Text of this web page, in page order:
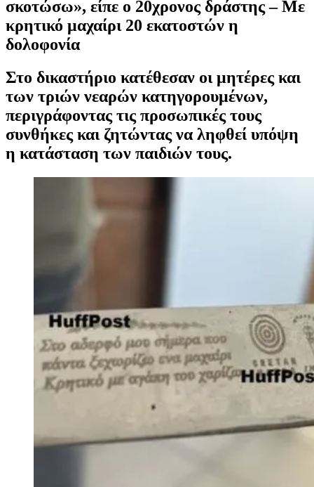
σκοτώσω», είπε ο 20χρονος δράστης – Με
κρητικό μαχαίρι 20 εκατοστών η
δολοφονία
Στο δικαστήριο κατέθεσαν οι μητέρες και
των τριών νεαρών κατηγορουμένων,
περιγράφοντας τις προσωπικές τους
συνθήκες και ζητώντας να ληφθεί υπόψη
η κατάσταση των παιδιών τους.